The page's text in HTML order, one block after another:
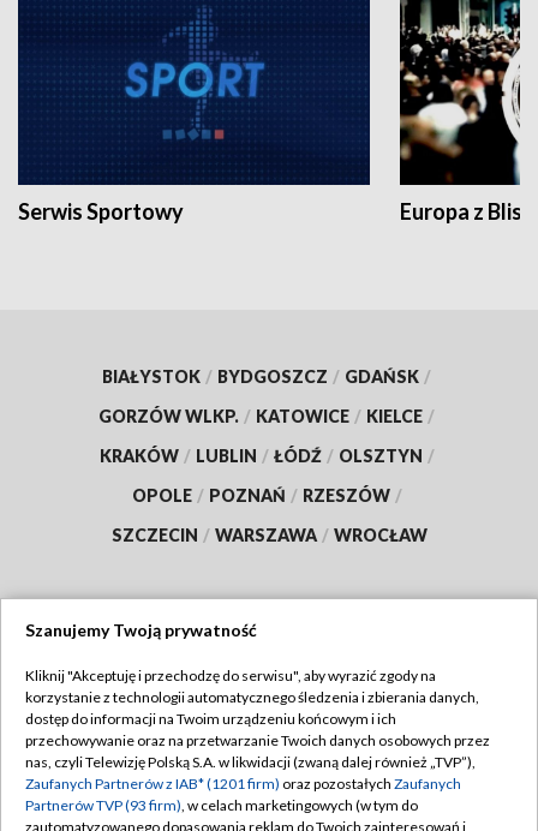
Serwis Sportowy Europa z
BIAŁYSTOK / BYDGOSZCZ / GDAŃSK /
GORZÓW WLKP. / KATOWICE / KIELCE /
KRAKÓW / LUBLIN / ŁÓDŹ / OLSZTYN /
OPOLE / POZNAŃ / RZESZÓW /
SZCZECIN / WARSZAWA / WROCŁAW
TVP
Abonament TVP
Emisja w TVP
Centrum informacji TVP
Regulamin TVP
Polityka prywatności
Moje zgody
Szanujemy Twoją prywatność
Kliknij "Akceptuję i przechodzę do serwisu", aby wyrazić zgody na
korzystanie z technologii automatycznego śledzenia i zbierania danych,
dostęp do informacji na Twoim urządzeniu końcowym i ich
przechowywanie oraz na przetwarzanie Twoich danych osobowych przez
nas, czyli Telewizję Polską S.A. w likwidacji (zwaną dalej również „TVP”),
Zaufanych Partnerów z IAB* (1201 firm) oraz pozostałych Zaufanych
Partnerów TVP (93 firm), w celach marketingowych (w tym do
zautomatyzowanego dopasowania reklam do Twoich zainteresowań i